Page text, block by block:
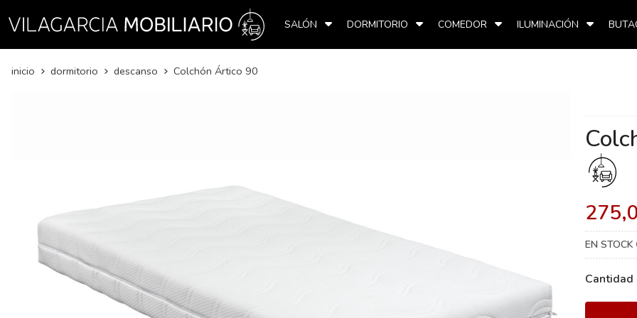
SALÓN DORMITORIO COMEDOR ILUMINACIÓN
inicio dormitorio descanso Colchón Ártico 90
EN STOCK
Cantidad